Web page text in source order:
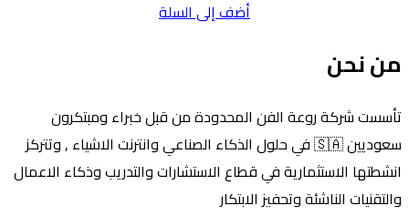
أضف إلى السلة
من نحن
تأسست شركة روعة الفن المحدودة من قبل خبراء ومبتكرون
سعوديين 🇸🇦 في حلول الذكاء الصناعي وانترنت الاشياء , وتتركز
انشطتها الاستثمارية في قطاع الاستشارات والتدريب وذكاء الاعمال
والتقنيات الناشئة وتحفيز الابتكار